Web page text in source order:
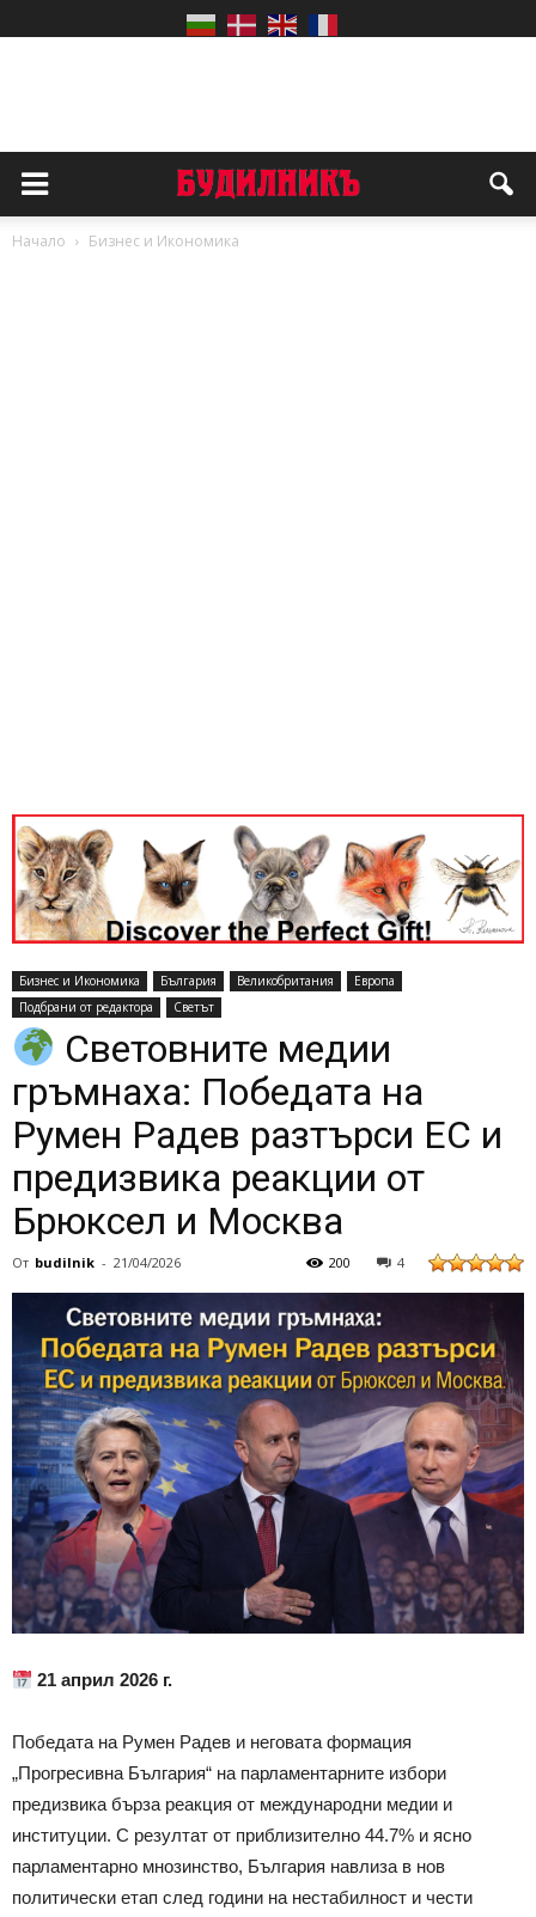
Начало Бизнес и Икономика
Бизнес и Икономика България Великобритания
Европа
Подбрани от редактора
Светът
Световните медии
гръмнаха: Победата на
Румен Радев разтърси ЕС и
предизвика реакции от
Брюксел и Москва
От budilnik - 21/04/2026 4
200
21 април 2026 г.
Победата на Румен Радев и неговата формация
„Прогресивна България“ на парламентарните избори
предизвика бърза реакция от международни медии и
институции. С резултат от приблизително 44.7% и ясно
парламентарно мнозинство, България навлиза в нов
политически етап след години на нестабилност и чести